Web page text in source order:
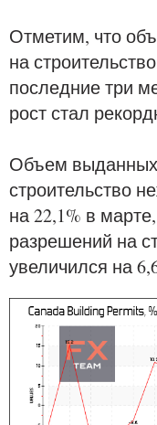
Отметим, что
на
последние три
рост стал
Объем
строительство
на 22,1% в
разрешений на
увеличился на